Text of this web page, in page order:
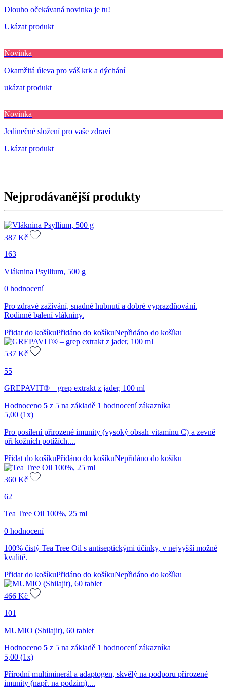
Dlouho očekávaná novinka je tu!
Ukázat produkt
Novinka
Okamžitá úleva pro váš krk a dýchání
ukázat produkt
Novinka
Jedinečné složení pro vaše zdraví
Ukázat produkt
Nejprodávanější produkty
387 Kč
163
Vláknina Psyllium, 500 g
0 hodnocení
Pro zdravé zažívání, snadné hubnutí a dobré vyprazdňování.
Rodinné balení vlákniny.
Přidat do košíkuPřidáno do košíkuNepřidáno do košíku
537 Kč
55
GREPAVIT® – grep extrakt z jader, 100 ml
Hodnoceno 5 z 5 na základě 1 hodnocení zákazníka
5,00 (1x)
Pro posílení přirozené imunity (vysoký obsah vitamínu C) a zevně
při kožních potížích....
Přidat do košíkuPřidáno do košíkuNepřidáno do košíku
360 Kč
62
Tea Tree Oil 100%, 25 ml
0 hodnocení
100% čistý Tea Tree Oil s antiseptickými účinky, v nejvyšší možné
kvalitě.
Přidat do košíkuPřidáno do košíkuNepřidáno do košíku
466 Kč
101
MUMIO (Shilajit), 60 tablet
Hodnoceno 5 z 5 na základě 1 hodnocení zákazníka
5,00 (1x)
Přírodní multiminerál a adaptogen, skvělý na podporu přirozené
imunity (např. na podzim)....